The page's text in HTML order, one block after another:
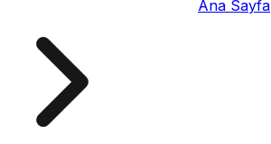
Ana Sayfa